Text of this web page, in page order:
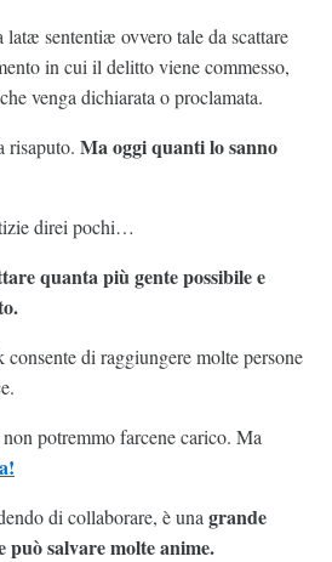
sententiæ ovvero tale da scattare
in cui il delitto viene commesso,
venga dichiarata o proclamata.
risaputo. Ma oggi quanti lo sanno
direi pochi…
quanta più gente possibile e
di raggiungere molte persone
potremmo farcene carico. Ma
di collaborare, è una grande
può salvare molte anime.